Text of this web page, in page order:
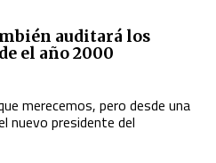
auditará los
el año 2000
merecemos, pero desde una
nuevo presidente del